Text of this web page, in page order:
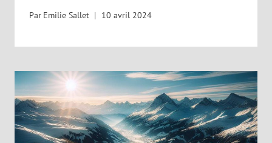
Par Emilie Sallet 10 avril 2024